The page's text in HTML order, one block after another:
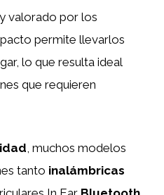
valorado por los
permite llevarlos
lo que resulta ideal
que requieren
, muchos modelos
tanto inalámbricas